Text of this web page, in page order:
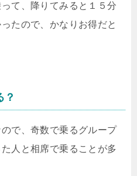
て、降りてみると１５分
たので、かなりお得だと
？
で、奇数で乗るグループ
人と相席で乗ることが多